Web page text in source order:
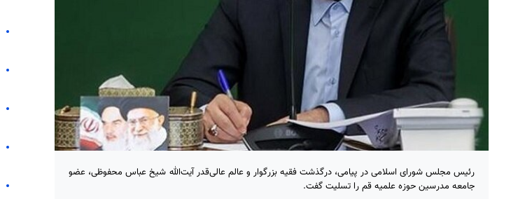
رئیس مجلس شورای اسلامی در پیامی، درگذشت فقیه بزرگوار و عالم عالی‌قدر آیت‌الله شیخ عباس محفوظی، عضو
جامعه مدرسین حوزه علمیه قم را تسلیت گفت.